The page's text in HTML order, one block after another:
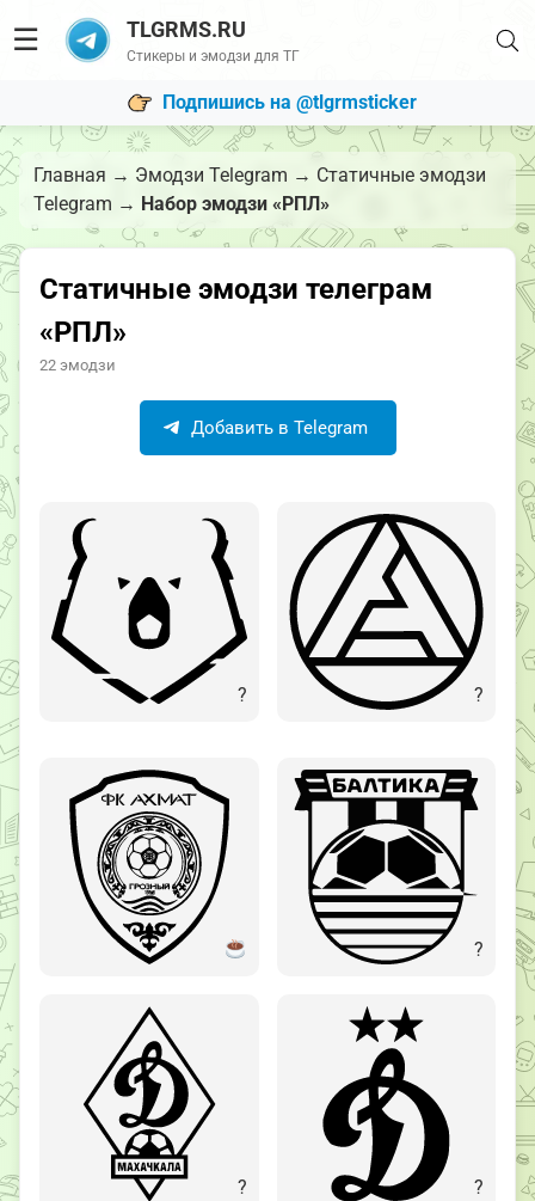
☰ TLGRMS.RU
Стикеры и эмодзи для ТГ
Подпишись на @tlgrmsticker
Главная → Эмодзи Telegram → Статичные эмодзи
Telegram → Набор эмодзи «РПЛ»
Статичные эмодзи телеграм
«РПЛ»
22 эмодзи
Добавить в Telegram
? ?
?
? ?